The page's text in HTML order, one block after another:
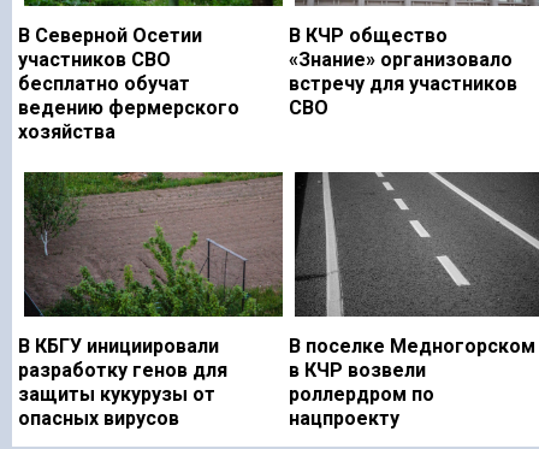
В Северной Осетии
участников СВО
бесплатно обучат
ведению фермерского
хозяйства
В КЧР общество
«Знание» организовало
встречу для участников
СВО
В КБГУ инициировали
разработку генов для
защиты кукурузы от
опасных вирусов
В поселке Медногорском
в КЧР возвели
роллердром по
нацпроекту